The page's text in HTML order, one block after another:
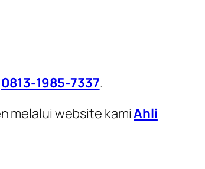
0813-1985-7337.
melalui website kamiAhli